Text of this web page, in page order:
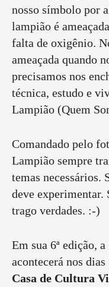
nosso símbolo por
lampião é
falta de oxigênio.
ameaçada quando
precisamos nos
técnica, estudo e
Lampião (Quem
Comandado pelo
Lampião sempre
temas necessários.
deve experimentar.
trago verdades. :-)
Em sua 6ª edição, a
acontecerá nos dias
Casa de Cultura